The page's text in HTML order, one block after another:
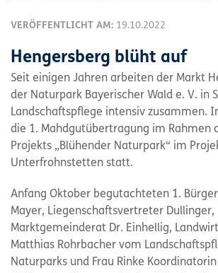
VERÖFFENTLICHT AM: 19.10.2022
Hengersberg blüht auf
Seit einigen Jahren arbeiten der Markt
der Naturpark Bayerischer Wald e. V. in
Landschaftspflege intensiv zusammen.
die 1. Mahdgutübertragung im Rahmen
Projekts „Blühender Naturpark“ im
Unterfrohnstetten statt.
Anfang Oktober begutachteten 1.
Mayer, Liegenschaftsvertreter Dullinger,
Marktgemeinderat Dr. Einhellig,
Matthias Rohrbacher vom
Naturparks und Frau Rinke